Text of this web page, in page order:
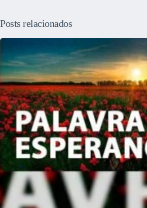
Posts relacionados